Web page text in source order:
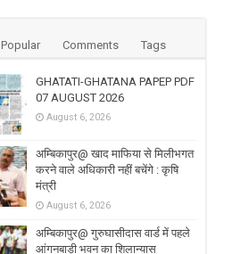
Popular Comments Tags
GHATATI-GHATANA PAPEP PDF
07 AUGUST 2026
August 6, 2026
अम्बिकापुर@ खाद माफिया से मिलीभगत
करने वाले अधिकारी नहीं बचेंगे : कृषि
मंत्री
August 6, 2026
अम्बिकापुर@ गुरुघासीदास वार्ड में पहले
आंगनबाड़ी भवन का शिलान्यास